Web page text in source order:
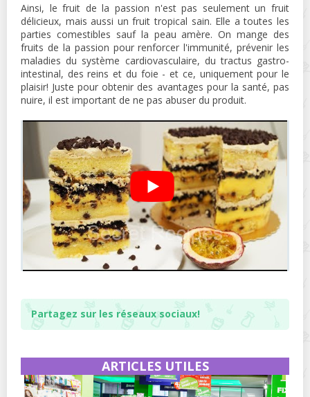
Ainsi, le fruit de la passion n'est pas seulement un fruit
délicieux, mais aussi un fruit tropical sain. Elle a toutes les
parties comestibles sauf la peau amère. On mange des
fruits de la passion pour renforcer l'immunité, prévenir les
maladies du système cardiovasculaire, du tractus gastro-
intestinal, des reins et du foie - et ce, uniquement pour le
plaisir! Juste pour obtenir des avantages pour la santé, pas
nuire, il est important de ne pas abuser du produit.
Partagez sur les réseaux sociaux!
ARTICLES UTILES